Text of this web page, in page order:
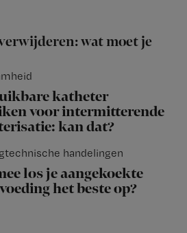
wat moet je
katheter
voor intermitterende
kan dat?
handelingen
los je aangekoekte
het beste op?